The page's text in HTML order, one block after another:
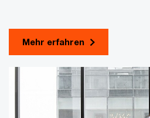
Mehr erfahren